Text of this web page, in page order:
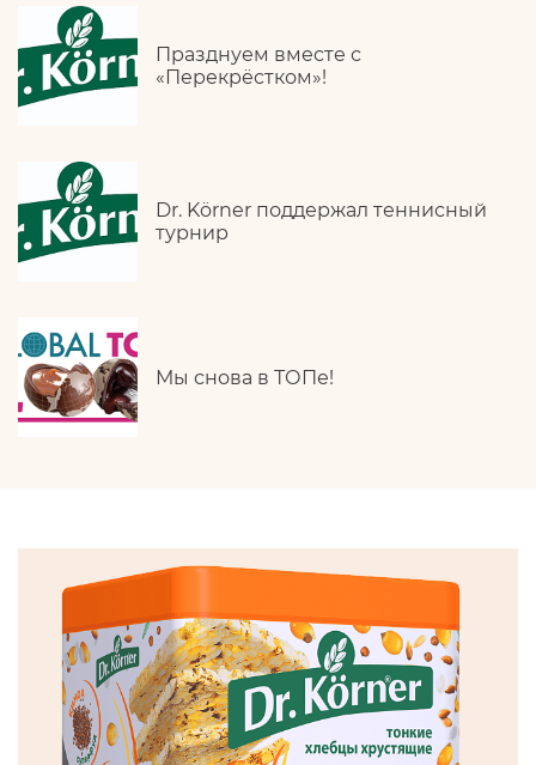
Празднуем вместе с
«Перекрёстком»!
Dr. Körner поддержал теннисный
турнир
Мы снова в ТОПе!